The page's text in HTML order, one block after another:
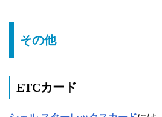
その他
ETCカード